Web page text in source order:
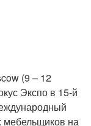
(9 – 12
Экспо в 15-й
мебельщиков на